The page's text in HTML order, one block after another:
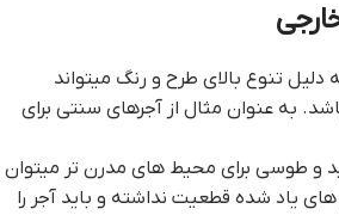
دلیل تنوع بالای طرح و رنگ میتواند
به عنوان مثال از آجرهای سنتی برای
و طوسی برای محیط های مدرن تر میتوان
های یاد شده قطعیت نداشته و باید آجر را